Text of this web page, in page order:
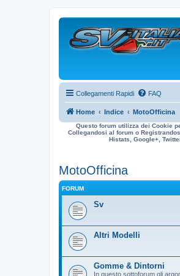
Collegamenti Rapidi FAQ
Home Indice MotoOfficina
Questo forum utilizza dei Cookie
Collegandosi al forum o
Histats, Google+,
MotoOfficina
FORUM
Sv
Altri Modelli
Gomme & Dintorni
In questo sottoforum gli